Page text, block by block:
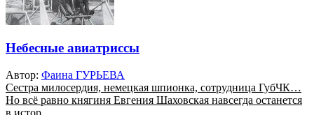
Небесные авиатриссы
Автор: Фаина ГУРЬЕВА
Сестра милосердия, немецкая шпионка, сотрудница ГубЧК…
Но всё равно княгиня Евгения Шаховская навсегда останется
в истор...